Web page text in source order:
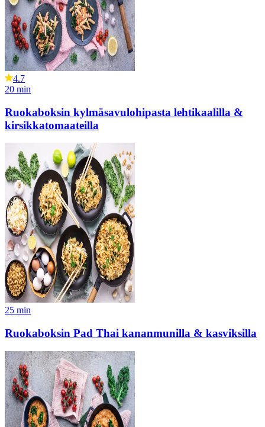
4.7
20 min
Ruokaboksin kylmäsavulohipasta lehtikaalilla &
kirsikkatomaateilla
25 min
Ruokaboksin Pad Thai kananmunilla & kasviksilla